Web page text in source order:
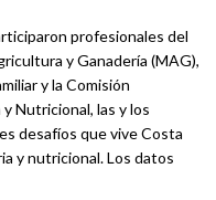
profesionales del
y Ganadería (MAG),
y la Comisión
Nutricional, las y los
desafíos que vive Costa
y nutricional. Los datos